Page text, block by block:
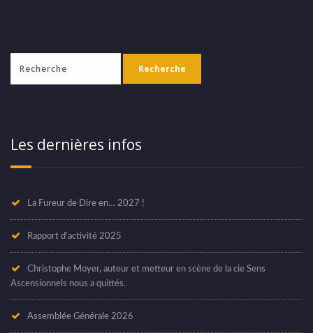
Les dernières infos
La Fureur de Dire en… 2027 !
Rapport d’activité 2025
Christophe Moyer, auteur et metteur en scène de la cie Sens
Ascensionnels nous a quittés.
Assemblée Générale 2026